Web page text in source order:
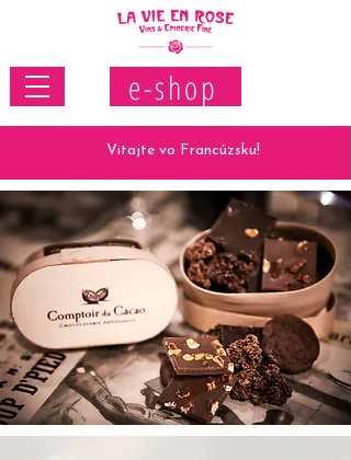
Vitajte vo Francúzsku!
e-shop